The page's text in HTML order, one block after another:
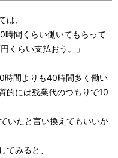
は、
時間くらい働いてもらって
くらい支払おう。」
時間よりも40時間多く働い
的には残業代のつもりで10
いたと言い換えてもいいか
てみると、